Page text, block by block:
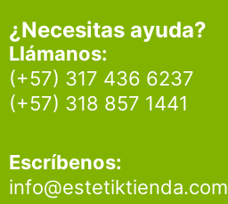
¿Necesitas ayuda?
Llámanos:
(+57) 317 436 6237
(+57) 318 857 1441
Escríbenos:
info@estetiktienda.com